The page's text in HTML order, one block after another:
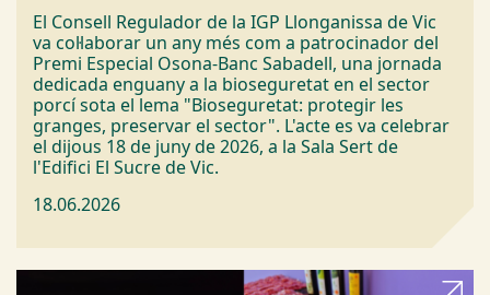
El Consell Regulador de la IGP Llonganissa de Vic
va col·laborar un any més com a patrocinador del
Premi Especial Osona-Banc Sabadell, una jornada
dedicada enguany a la bioseguretat en el sector
porcí sota el lema "Bioseguretat: protegir les
granges, preservar el sector". L'acte es va celebrar
el dijous 18 de juny de 2026, a la Sala Sert de
l'Edifici El Sucre de Vic.
18.06.2026